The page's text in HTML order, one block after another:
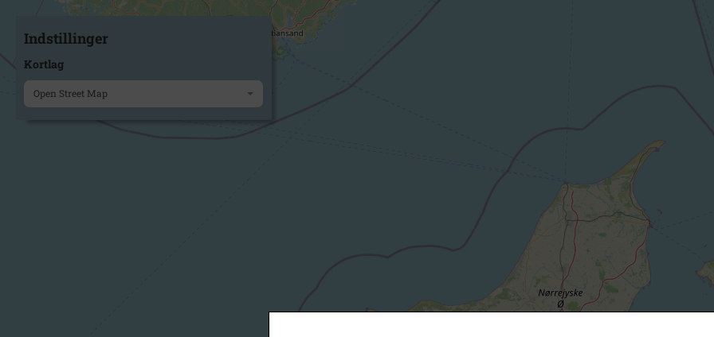
Indstillinger
Kortlag
Open Street Map